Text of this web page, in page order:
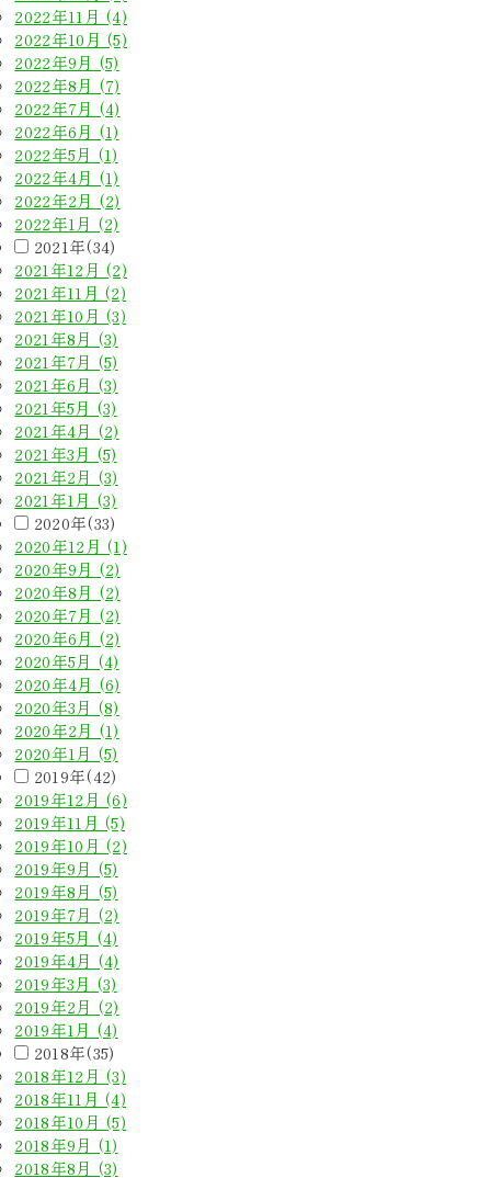
2022年11月 (4)
2022年10月 (5)
2022年9月 (5)
2022年8月 (7)
2022年7月 (4)
2022年6月 (1)
2022年5月 (1)
2022年4月 (1)
2022年2月 (2)
2022年1月 (2)
2021年(34)
2021年12月 (2)
2021年11月 (2)
2021年10月 (3)
2021年8月 (3)
2021年7月 (5)
2021年6月 (3)
2021年5月 (3)
2021年4月 (2)
2021年3月 (5)
2021年2月 (3)
2021年1月 (3)
2020年(33)
2020年12月 (1)
2020年9月 (2)
2020年8月 (2)
2020年7月 (2)
2020年6月 (2)
2020年5月 (4)
2020年4月 (6)
2020年3月 (8)
2020年2月 (1)
2020年1月 (5)
2019年(42)
2019年12月 (6)
2019年11月 (5)
2019年10月 (2)
2019年9月 (5)
2019年8月 (5)
2019年7月 (2)
2019年5月 (4)
2019年4月 (4)
2019年3月 (3)
2019年2月 (2)
2019年1月 (4)
2018年(35)
2018年12月 (3)
2018年11月 (4)
2018年10月 (5)
2018年9月 (1)
2018年8月 (3)